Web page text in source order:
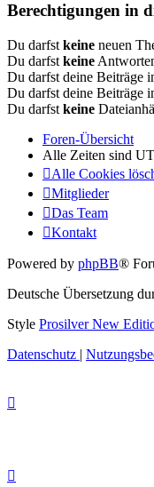
Berechtigungen in
Du darfst keine neuen
Du darfst keine
Du darfst deine Beiträge
Du darfst deine Beiträge
Du darfst keine
Foren-Übersicht
Alle Zeiten sind
Alle Cookies
Mitglieder
Das Team
Kontakt
Powered by phpBB®
Deutsche Übersetzung
Style Prosilver New
Datenschutz |